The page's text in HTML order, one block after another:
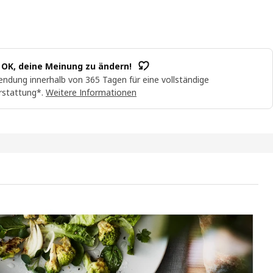
deine Meinung zu ändern!
innerhalb von 365 Tagen für eine vollständige
Weitere Informationen